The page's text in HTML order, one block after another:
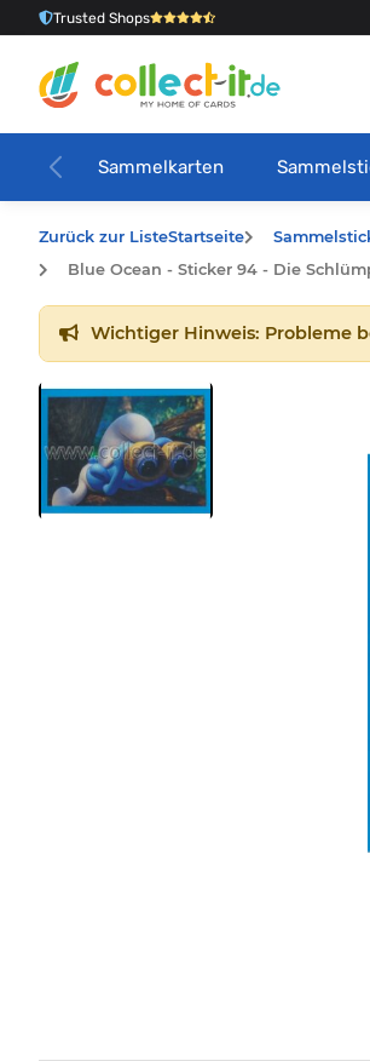
Trusted Shops
Sammelkarten
Zurück zur ListeStartseite
Blue Ocean - Sticker 94 - Die
Wichtiger Hinweis: Probleme